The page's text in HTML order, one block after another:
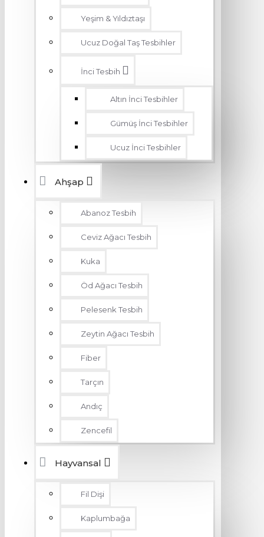
Yeşim & Yıldıztaşı
Ucuz Doğal Taş Tesbihler
İnci Tesbih
Altın İnci Tesbihler
Gümüş İnci Tesbihler
Ucuz İnci Tesbihler
Ahşap
Abanoz Tesbih
Ceviz Ağacı Tesbih
Kuka
Öd Ağacı Tesbih
Pelesenk Tesbih
Zeytin Ağacı Tesbih
Fiber
Tarçın
Andıç
Zencefil
Hayvansal
Fil Dişi
Kaplumbağa